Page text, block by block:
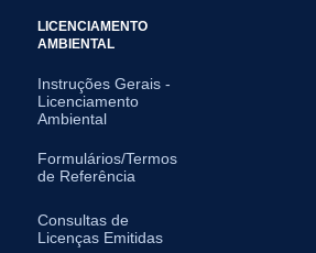
LICENCIAMENTO
AMBIENTAL
Instruções Gerais -
Licenciamento
Ambiental
Formulários/Termos
de Referência
Consultas de
Licenças Emitidas